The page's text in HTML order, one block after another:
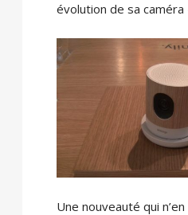
évolution de sa caméra
Une nouveauté qui